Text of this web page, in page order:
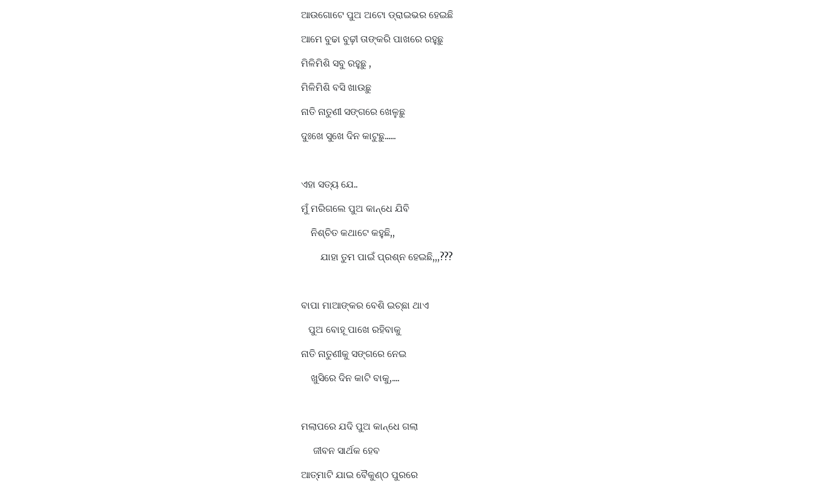
ଆଉଗୋଟେ ପୁଅ ଅଟୋ ଡ୍ରାଇଭର ହେଇଛି
ଆମେ ବୁଢା ବୁଢ଼ୀ ତାଙ୍କରି ପାଖରେ ରହୁଛୁ
ମିଳିମିଶି ସବୁ ରହୁଛୁ ,
ମିଳିମିଶି ବସି ଖାଉଛୁ
ନାତି ନାତୁଣୀ ସଙ୍ଗରେ ଖେଳୁଛୁ
ଦୁଃଖେ ସୁଖେ ଦିନ କାଟୁଛୁ......
ଏହା ସତ୍ୟ ଯେ..
ମୁଁ ମରିଗଲେ ପୁଅ କାନ୍ଧେ ଯିବି
ନିଶ୍ଚିତ କଥାଟେ କହୁଛି,,
ଯାହା ତୁମ ପାଇଁ ପ୍ରଶ୍ନ ହେଇଛି,,,???
ବାପା ମାଆଙ୍କର ବେଶି ଇଚ୍ଛା ଥାଏ
ପୁଅ ବୋହୂ ପାଖେ ରହିବାକୁ
ନାତି ନାତୁଣୀକୁ ସଙ୍ଗରେ ନେଇ
ଖୁସିରେ ଦିନ କାଟି ବାକୁ,....
ମଲାପରେ ଯଦି ପୁଅ କାନ୍ଧେ ଗଲା
ଜୀବନ ସାର୍ଥକ ହେବ
ଆତ୍ମାଟି ଯାଇ ବୈକୁଣ୍ଠ ପୁରରେ